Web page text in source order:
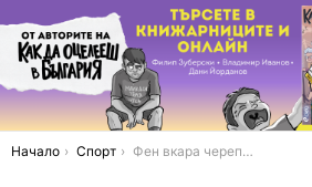
You are here:
Начало Спорт Фен вкара черепа на дядо си на стадиона, бил на кадем (ВИДЕО)